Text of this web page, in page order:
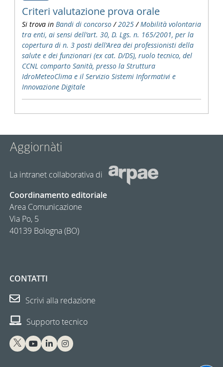
Criteri valutazione prova orale
Si trova in Bandi di concorso /2025 /Mobilità volontaria
tra enti, ai sensi dell'art. 30, D. Lgs. n. 165/2001, per la
copertura di n. 3 posti dell'Area dei professionisti della
salute e dei funzionari (ex cat. D/DS), ruolo tecnico, del
CCNL comparto Sanità, presso la Struttura
IdroMeteoClima e il Servizio Sistemi Informativi e
Innovazione Digitale
Aggiornàti
La intranet collaborativa di
Coordinamento editoriale
Area Comunicazione
Via Po, 5
40139 Bologna (BO)
CONTATTI
Scrivi alla redazione
Supporto tecnico